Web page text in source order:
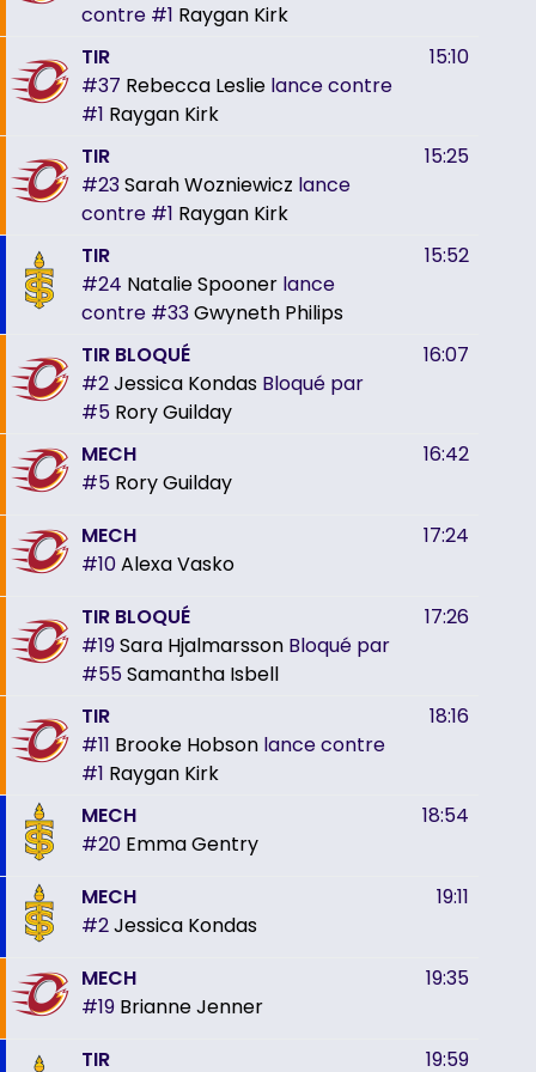
contre #1 Raygan Kirk
TIR
#37 Rebecca Leslie lance contre
#1 Raygan Kirk
15:10
TIR
#23Sarah Wozniewicz lance
contre #1 Raygan Kirk
15:25
TIR
#24 Natalie Spooner lance
contre #33Gwyneth Philips
15:52
TIR BLOQUÉ
#2Jessica Kondas Bloqué par
#5 Rory Guilday
16:07
MECH
#5 Rory Guilday
16:42
MECH
#10Alexa Vasko
17:24
TIR BLOQUÉ
#19Sara Hjalmarsson Bloqué par
#55Samantha Isbell
17:26
TIR
#11 Brooke Hobson lance contre
#1 Raygan Kirk
18:16
MECH
#20 Emma Gentry
18:54
MECH
#2Jessica Kondas
19:11
MECH
#19 Brianne Jenner
19:35
TIR 19:59